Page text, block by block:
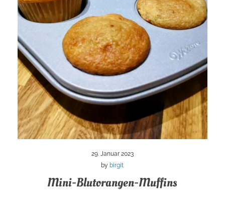
29. Januar 2023
by birgit
Mini-Blutorangen-Muffins